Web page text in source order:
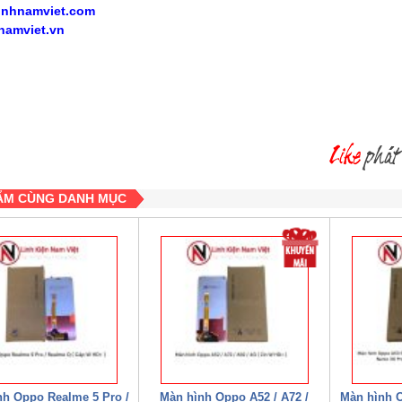
CÙNG DANH MỤC
Oppo Realme 5 Pro / Màn hình Oppo A52 / A72 / Màn hình